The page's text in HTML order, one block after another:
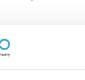
“ja”, dan valt
maken